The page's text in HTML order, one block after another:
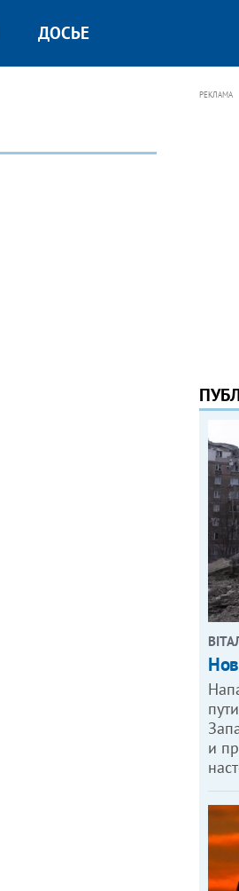
ДОСЬЕ
РЕКЛАМА
и